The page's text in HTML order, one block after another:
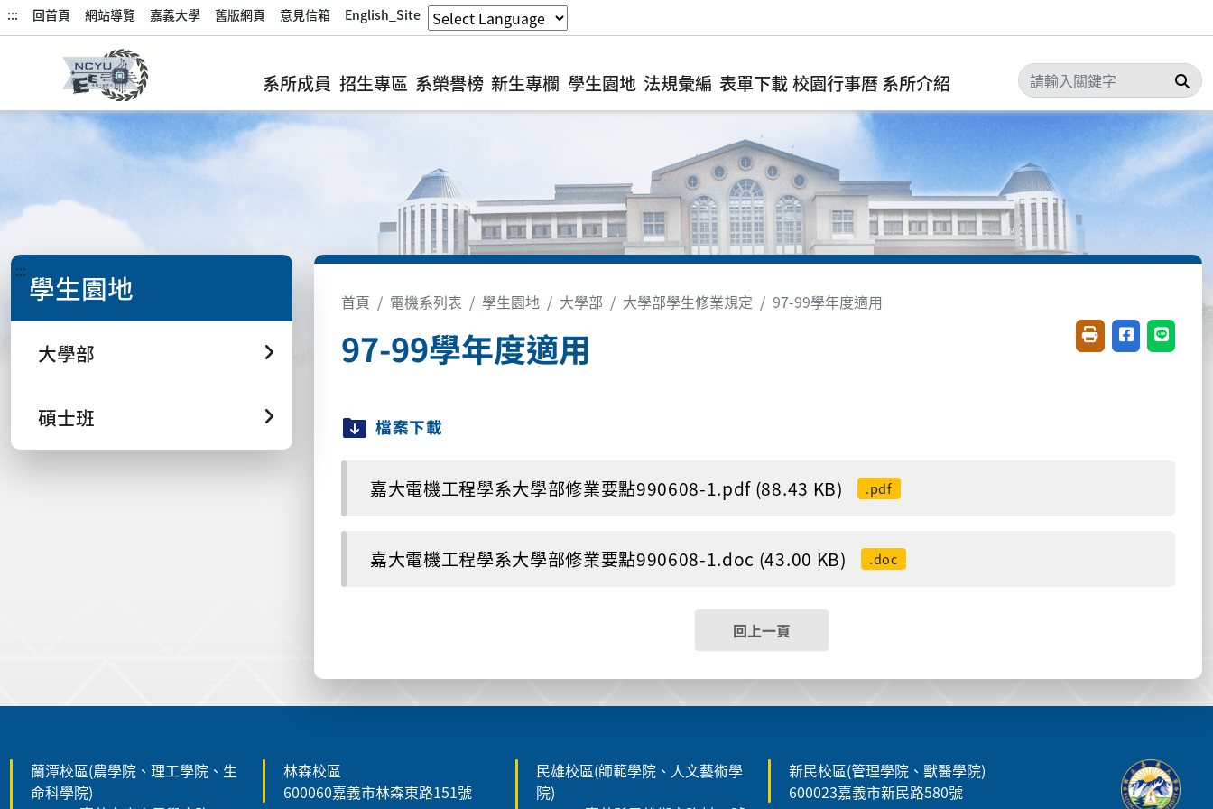
::: 回首頁 網站導覽 嘉義大學 舊版網頁 意見信箱 English_Site
系所成員 招生專區 系榮譽榜 新生專欄 學生園地 法規彙編 表單下載校園行事曆系所介紹 搜
::: 學生園地
大學部
碩士班
首頁 電機系列表 學生園地 大學部 大學部學生修業規定 97-99學年度適用
97-99學年度適用 友善列印(開新視窗)
分享至臉書(
分享至
檔案下載
嘉大電機工程學系大學部修業要點990608-1.pdf (88.43 KB) .pdf
嘉大電機工程學系大學部修業要點990608-1.doc (43.00 KB) .doc
回上一頁
蘭潭校區(農學院、理工學院、生
命科學院)
林森校區
600060嘉義市林森東路151號
民雄校區(師範學院、人文藝術學
院)
新民校區(管理學院、獸醫學院)
600023嘉義市新民路580號